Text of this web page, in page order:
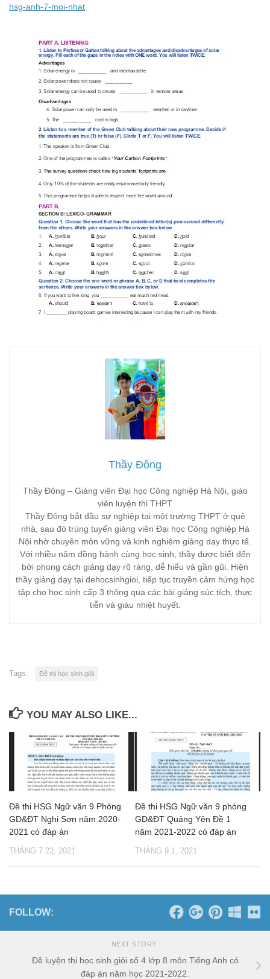
hsg-anh-7-moi-nhat
Thầy Đông
Thầy Đông – Giảng viên Đại học Công nghiệp Hà Nội, giáo
viên luyện thi THPT
Thầy Đông bắt đầu sự nghiệp tại một trường THPT ở quê
nhà, sau đó trúng tuyển giảng viên Đại học Công nghiệp Hà
Nội nhờ chuyên môn vững và kinh nghiệm giảng dạy thực tế.
Với nhiều năm đồng hành cùng học sinh, thầy được biết đến
bởi phong cách giảng dạy rõ ràng, dễ hiểu và gần gũi. Hiện
thầy giảng dạy tại dehocsinhgioi, tiếp tục truyền cảm hứng học
tập cho học sinh cấp 3 thông qua các bài giảng súc tích, thực
tiễn và giàu nhiệt huyết.
Tags: Đề thi học sinh giỏi
YOU MAY ALSO LIKE...
Đề thi HSG Ngữ văn 9 Phòng
GD&ĐT Nghi Sơn năm 2020-
2021 có đáp án
THÁNG 7 22, 2021
Đề thi HSG Ngữ văn 9 phòng
GD&ĐT Quảng Yên Đề 1
năm 2021-2022 có đáp án
THÁNG 9 1, 2021
FOLLOW:
NEXT STORY
Đề luyện thi học sinh giỏi số 4 lớp 8 môn Tiếng Anh có
đáp án năm học 2021-2022.